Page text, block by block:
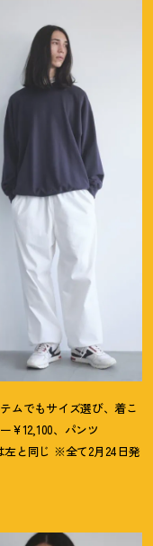
ムでもサイズ選び、着こ
¥12,100、パンツ
左と同じ ※全て2月24日発